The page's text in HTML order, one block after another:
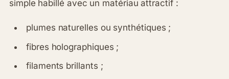
simple habillé avec un matériau attractif :
plumes naturelles ou synthétiques ;
fibres holographiques ;
filaments brillants ;